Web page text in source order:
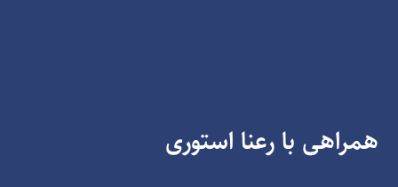
همراهی با رعنا استوری